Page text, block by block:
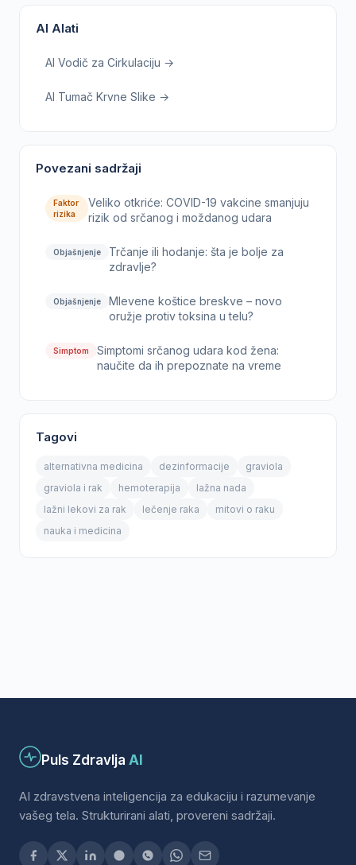
AI Alati
AI Vodič za Cirkulaciju →
AI Tumač Krvne Slike →
Povezani sadržaji
Faktor
rizika
Veliko otkriće: COVID-19 vakcine smanjuju
rizik od srčanog i moždanog udara
Objašnjenje
Trčanje ili hodanje: šta je bolje za
zdravlje?
Objašnjenje
Mlevene koštice breskve – novo
oružje protiv toksina u telu?
Simptom
Simptomi srčanog udara kod žena:
naučite da ih prepoznate na vreme
Tagovi
alternativna medicina dezinformacije
graviola
graviola i rak
hemoterapija
lažna nada
lažni lekovi za rak
lečenje raka
mitovi o raku
nauka i medicina
Puls Zdravlja AI
AI zdravstvena inteligencija za edukaciju i razumevanje
vašeg tela. Strukturirani alati, provereni sadržaji.